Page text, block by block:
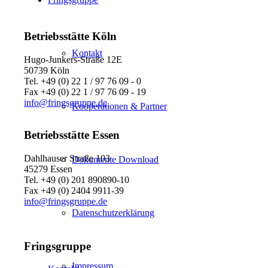
Kontakt
Kooperationen & Partner
Dokumente Download
Datenschutzerklärung
Impressum
Betriebsstätte Köln
Hugo-Junkers-Straße 12E
50739 Köln
Tel. +49 (0) 22 1 / 97 76 09 - 0
Fax +49 (0) 22 1 / 97 76 09 - 19
info@fringsgruppe.de
Betriebsstätte Essen
Dahlhauser Straße 103
45279 Essen
Tel. +49 (0) 201 890890-10
Fax +49 (0) 2404 9911-39
info@fringsgruppe.de
Fringsgruppe